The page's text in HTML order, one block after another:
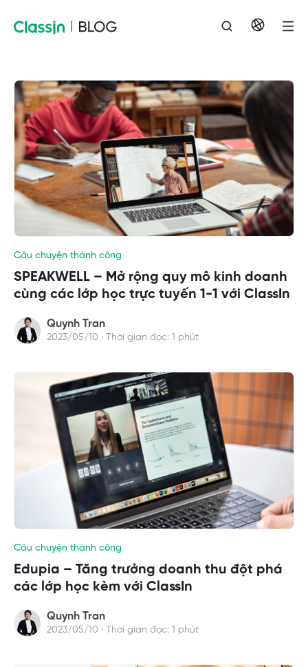
Câu chuyện thành công
SPEAKWELL – Mở rộng quy mô kinh doanh
cùng các lớp học trực tuyến 1-1 với ClassIn
Quynh Tran
2023/05/10 · Thời gian đọc: 1 phút
Câu chuyện thành công
Edupia – Tăng trưởng doanh thu đột phá
các lớp học kèm với ClassIn
Quynh Tran
2023/05/10 · Thời gian đọc: 1 phút